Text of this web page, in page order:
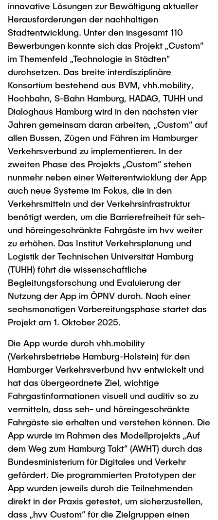
innovative Lösungen zur Bewältigung aktueller
Herausforderungen der nachhaltigen
Stadtentwicklung. Unter den insgesamt 110
Bewerbungen konnte sich das Projekt „Custom“
im Themenfeld „Technologie in Städten“
durchsetzen. Das breite interdisziplinäre
Konsortium bestehend aus BVM, vhh.mobility,
Hochbahn, S-Bahn Hamburg, HADAG, TUHH und
Dialoghaus Hamburg wird in den nächsten vier
Jahren gemeinsam daran arbeiten, „Custom“ auf
allen Bussen, Zügen und Fähren im Hamburger
Verkehrsverbund zu implementieren. In der
zweiten Phase des Projekts „Custom“ stehen
nunmehr neben einer Weiterentwicklung der App
auch neue Systeme im Fokus, die in den
Verkehrsmitteln und der Verkehrsinfrastruktur
benötigt werden, um die Barrierefreiheit für seh-
und höreingeschränkte Fahrgäste im hvv weiter
zu erhöhen. Das Institut Verkehrsplanung und
Logistik der Technischen Universität Hamburg
(TUHH) führt die wissenschaftliche
Begleitungsforschung und Evaluierung der
Nutzung der App im ÖPNV durch. Nach einer
sechsmonatigen Vorbereitungsphase startet das
Projekt am 1. Oktober 2025.
Die App wurde durch vhh.mobility
(Verkehrsbetriebe Hamburg-Holstein) für den
Hamburger Verkehrsverbund hvv entwickelt und
hat das übergeordnete Ziel, wichtige
Fahrgastinformationen visuell und auditiv so zu
vermitteln, dass seh- und höreingeschränkte
Fahrgäste sie erhalten und verstehen können. Die
App wurde im Rahmen des Modellprojekts „Auf
dem Weg zum Hamburg Takt“ (AWHT) durch das
Bundesministerium für Digitales und Verkehr
gefördert. Die programmierten Prototypen der
App wurden jeweils durch die Teilnehmenden
direkt in der Praxis getestet, um sicherzustellen,
dass „hvv Custom“ für die Zielgruppen einen